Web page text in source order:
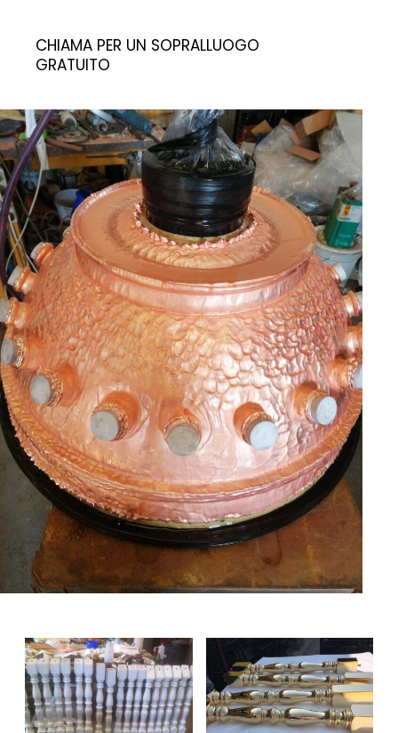
CHIAMA PER UN SOPRALLUOGO
GRATUITO